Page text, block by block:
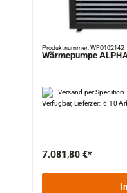
Produktnummer: WP0102142
Wärmepumpe
Versand per Spedition
Verfügbar, Lieferzeit: 6-10
7.081,80 €*